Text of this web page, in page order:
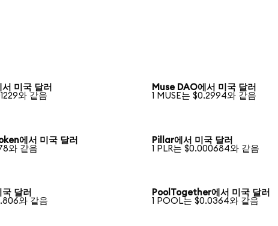
미국 달러
와 같음
Muse DAO에서 미국 달러
1 MUSE는 $0.2994와 같음
에서 미국 달러
와 같음
Pillar에서 미국 달러
1 PLR는 $0.000684와 같음
달러
와 같음
PoolTogether에서 미국 달러
1 POOL는 $0.0364와 같음